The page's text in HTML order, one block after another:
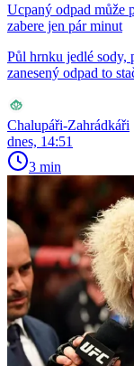
Ucpaný odpad může
zabere jen pár minut
Půl hrnku jedlé sody,
zanesený odpad to
Chalupáři-Zahrádkáři
dnes, 14:51
3 min